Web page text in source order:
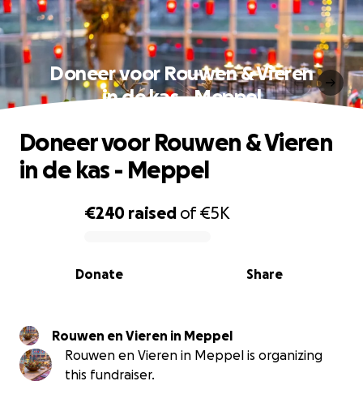
Doneer voor Rouwen & Vieren
in de kas - Meppel
0% complete
€240 raised of€5K
Share
Donate
Doneer voor Rouwen & Vieren
in de kas - Meppel
Rouwen en Vieren in Meppel
Rouwen en Vieren in Meppel is organizing
this fundraiser.